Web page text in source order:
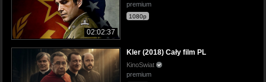
02:02:37
premium
1080p
Kler (2018) Cały film PL
KinoSwiat
premium